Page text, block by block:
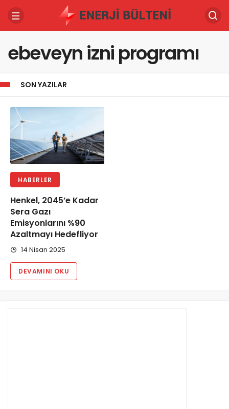
ebeveyn izni programı
SON YAZILAR
HABERLER
Henkel, 2045’e Kadar
Sera Gazı
Emisyonlarını %90
Azaltmayı Hedefliyor
14 Nisan 2025
DEVAMINI OKU